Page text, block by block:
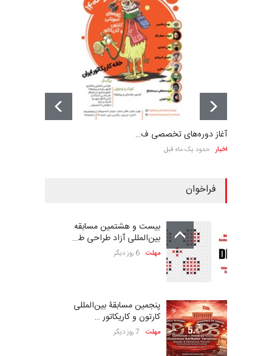
آغاز دوره‌های تخصصی ف…
اخبار حدود یک ماه قبل
فراخوان
بیست و هشتمین مسابقه
بین‌المللی آزاد طراحی ط…
مهلت 6 روز دیگر
پنجمین مسابقۀ بین‌المللی
کارتون و کاریکاتور …
مهلت 7 روز دیگر